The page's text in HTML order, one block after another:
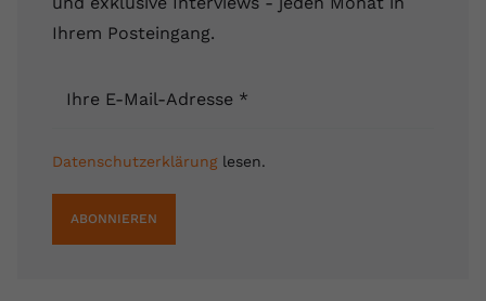
Ihrem Posteingang.
Ihre E-Mail-Adresse *
Datenschutzerklärunglesen.
ABONNIEREN